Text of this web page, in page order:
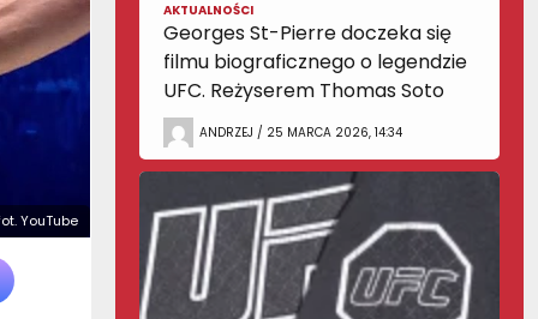
YouTube
AKTUALNOŚCI
Georges St-Pierre doczeka się
filmu biograficznego o legendzie
UFC. Reżyserem Thomas Soto
ANDRZEJ / 25 MARCA 2026, 14:34